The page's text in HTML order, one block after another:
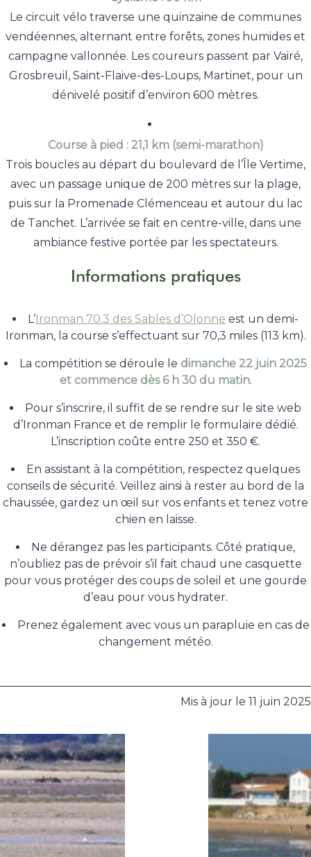
Le circuit vélo traverse une quinzaine de communes
vendéennes, alternant entre forêts, zones humides et
campagne vallonnée. Les coureurs passent par Vairé,
Grosbreuil, Saint-Flaive-des-Loups, Martinet, pour un
dénivelé positif d’environ 600 mètres.
Course à pied : 21,1 km (semi-marathon)
Trois boucles au départ du boulevard de l’Île Vertime,
avec un passage unique de 200 mètres sur la plage,
puis sur la Promenade Clémenceau et autour du lac
de Tanchet. L’arrivée se fait en centre-ville, dans une
ambiance festive portée par les spectateurs.
Informations pratiques
L’Ironman 70.3 des Sables d’Olonne est un demi-
Ironman, la course s’effectuant sur 70,3 miles (113 km).
La compétition se déroule le dimanche 22 juin 2025
et commence dès 6 h 30 du matin.
Pour s’inscrire, il suffit de se rendre sur le site web
d’Ironman France et de remplir le formulaire dédié.
L’inscription coûte entre 250 et 350 €.
En assistant à la compétition, respectez quelques
conseils de sécurité. Veillez ainsi à rester au bord de la
chaussée, gardez un œil sur vos enfants et tenez votre
chien en laisse.
Ne dérangez pas les participants. Côté pratique,
n’oubliez pas de prévoir s’il fait chaud une casquette
pour vous protéger des coups de soleil et une gourde
d’eau pour vous hydrater.
Prenez également avec vous un parapluie en cas de
changement météo.
Mis à jour le 11 juin 2025